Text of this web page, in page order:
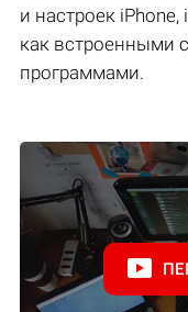
и настроек
как встроенными
программами.